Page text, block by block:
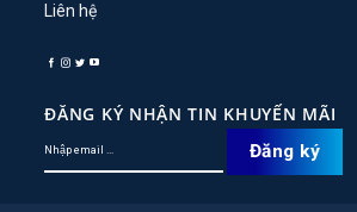
Liên hệ
ĐĂNG KÝ NHẬN TIN KHUYẾN MÃI